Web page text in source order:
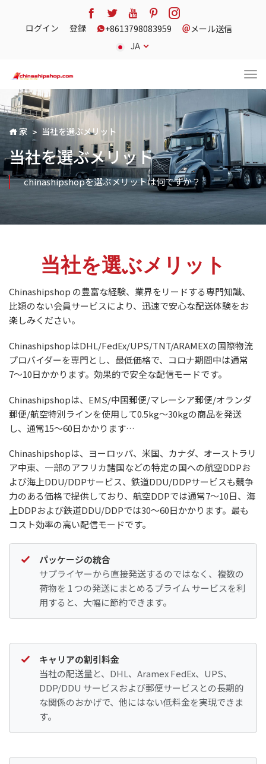
ログイン 登録 +8613798083959
メール送信
JA
家 当社を選ぶメリット
当社を選ぶメリット
chinashipshopを選ぶメリットは何ですか？
当社を選ぶメリット
Chinashipshop の豊富な経験、業界をリードする専門知識、
比類のない会員サービスにより、迅速で安心な配送体験をお
楽しみください。
ChinashipshopはDHL/FedEx/UPS/TNT/ARAMEXの国際物流
プロバイダーを専門とし、最低価格で、コロナ期間中は通常
7〜10日かかります。効果的で安全な配信モードです。
Chinashipshopは、EMS/中国郵便/マレーシア郵便/オランダ
郵便/航空特別ラインを使用して0.5kg〜30kgの商品を発送
し、通常15〜60日かかります…
Chinashipshopは、ヨーロッパ、米国、カナダ、オーストラリ
ア中東、一部のアフリカ諸国などの特定の国への航空DDPお
よび海上DDU/DDPサービス、鉄道DDU/DDPサービスも競争
力のある価格で提供しており、航空DDPでは通常7〜10日、海
上DDPおよび鉄道DDU/DDPでは30〜60日かかります。最も
コスト効率の高い配信モードです。
パッケージの統合
サプライヤーから直接発送するのではなく、複数の
荷物を 1 つの発送にまとめるプライム サービスを利
用すると、大幅に節約できます。
キャリアの割引料金
当社の配送量と、DHL、Aramex FedEx、UPS、
DDP/DDU サービスおよび郵便サービスとの長期的
な関係のおかげで、他にはない低料金を実現できま
す。